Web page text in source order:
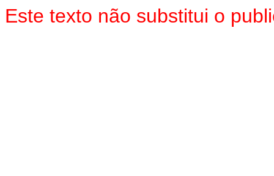
Este texto não substitui o